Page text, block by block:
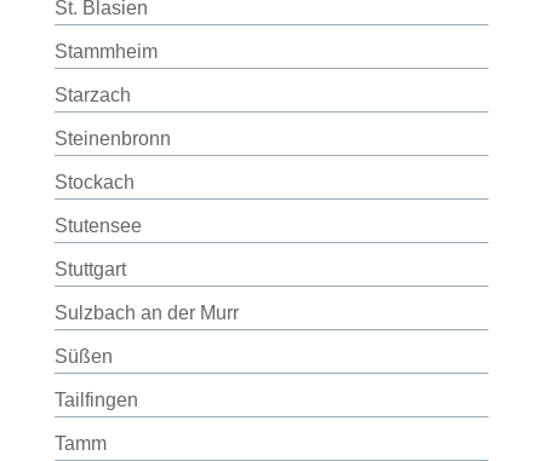
St. Blasien
Stammheim
Starzach
Steinenbronn
Stockach
Stutensee
Stuttgart
Sulzbach an der Murr
Süßen
Tailfingen
Tamm